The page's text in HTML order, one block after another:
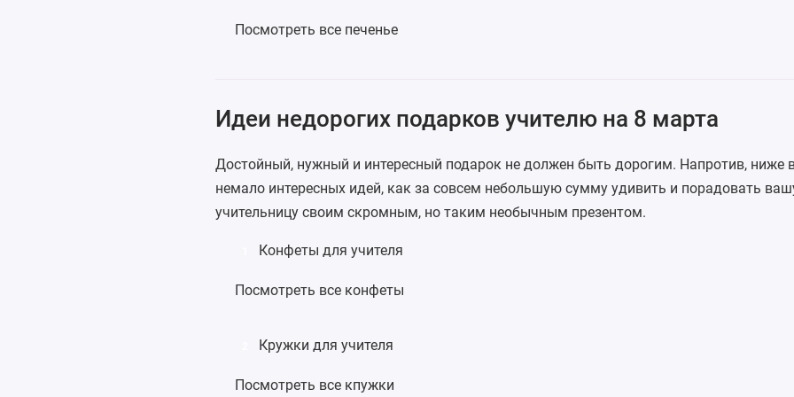
Посмотреть все печенье
Идеи недорогих подарков учителю на 8 марта
Достойный, нужный и интересный подарок не должен быть дорогим. Напротив, ниже
немало интересных идей, как за совсем небольшую сумму удивить и порадовать
учительницу своим скромным, но таким необычным презентом.
Конфеты для учителя
Посмотреть все конфеты
Кружки для учителя
Посмотреть все кпужки